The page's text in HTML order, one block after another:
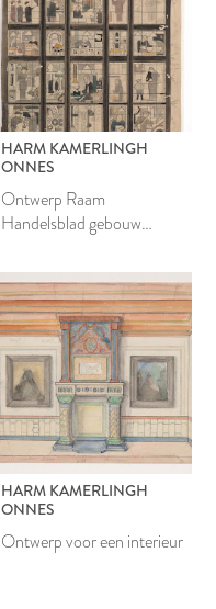
HARM KAMERLINGH
ONNES
Ontwerp Raam
Handelsblad gebouw
HARM KAMERLINGH
ONNES
Ontwerp voor een interieur